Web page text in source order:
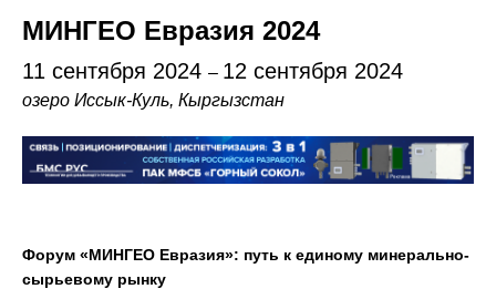
МИНГЕО Евразия 2024
11 сентября 2024 – 12 сентября 2024
озеро Иссык-Куль, Кыргызстан
Форум «МИНГЕО Евразия»: путь к единому минерально-
сырьевому рынку